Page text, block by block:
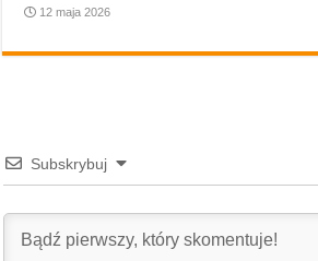
12 maja 2026
Subskrybuj